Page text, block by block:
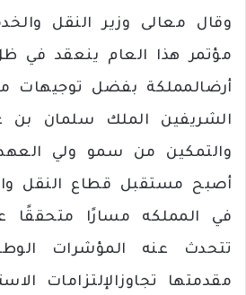
وقال معالى وزير النقل
مؤتمر
هذا العام ينعقد في
أرضالمملكة بفضل توجيهات
الشريفين
الملك سلمان بن
والتمكين من سمو ولي
أصبح
مستقبل قطاع النقل
في
المملكه مسارًا متحققًا
تتحدث
عنه المؤشرات
مقدمتها
تجاوزالإلتزامات